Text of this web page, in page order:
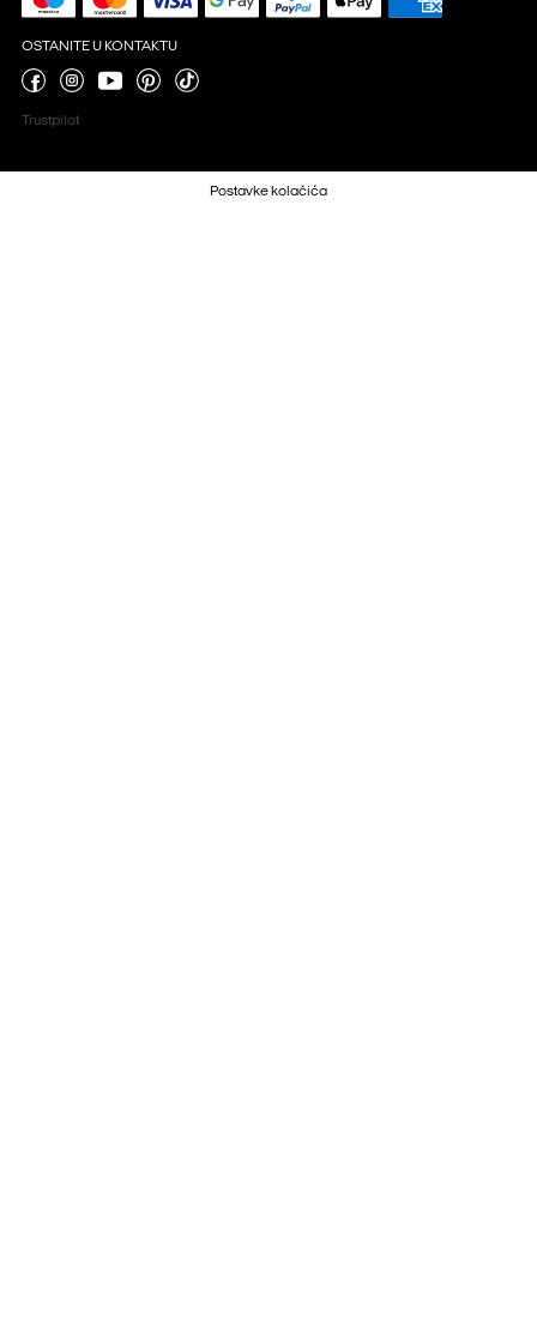
OSTANITE U KONTAKTU
Trustpilot
Postavke kolačića